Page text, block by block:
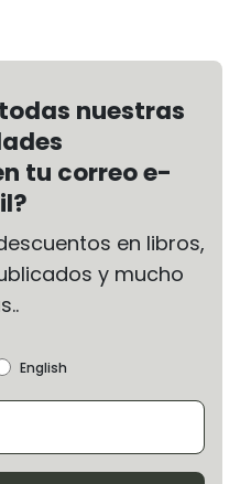
nuestras
tu correo e-
en libros,
y mucho
English